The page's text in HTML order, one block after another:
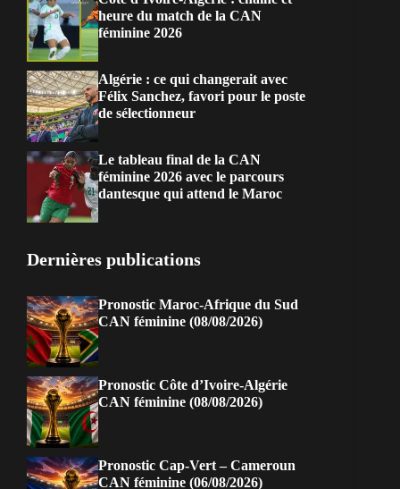
heure du match de la CAN
féminine 2026
Algérie : ce qui changerait avec
Félix Sanchez, favori pour le poste
de sélectionneur
Le tableau final de la CAN
féminine 2026 avec le parcours
dantesque qui attend le Maroc
Dernières publications
Pronostic Maroc-Afrique du Sud
CAN féminine (08/08/2026)
Pronostic Côte d’Ivoire-Algérie
CAN féminine (08/08/2026)
Pronostic Cap-Vert – Cameroun
CAN féminine (06/08/2026)